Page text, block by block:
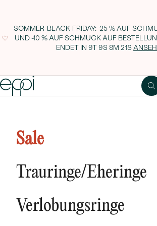
SOMMER-BLACK-FRIDAY: -25 % AUF
UND -10 % AUF SCHMUCK AUF
ENDET IN 9T 9S 8M 20S
Sale
Trauringe/Eheringe
NEUHEITEN
Verlobungsringe
minimalistischen Stil